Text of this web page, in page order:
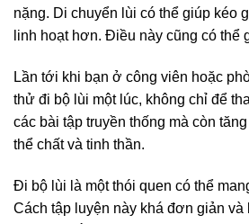
nặng. Di chuyển lùi có thể giúp kéo
linh hoạt hơn. Điều này cũng có thể
Lần tới khi bạn ở công viên hoặc
thử đi bộ lùi một lúc, không chỉ để
các bài tập truyền thống mà còn
thể chất và tinh thần.
Đi bộ lùi là một thói quen có thể
Cách tập luyện này khá đơn giản và